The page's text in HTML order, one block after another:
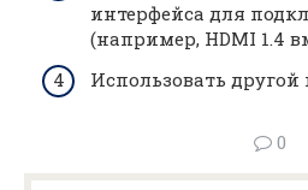
интерфейса для
(например, HDMI 1.4
Использовать другой
0